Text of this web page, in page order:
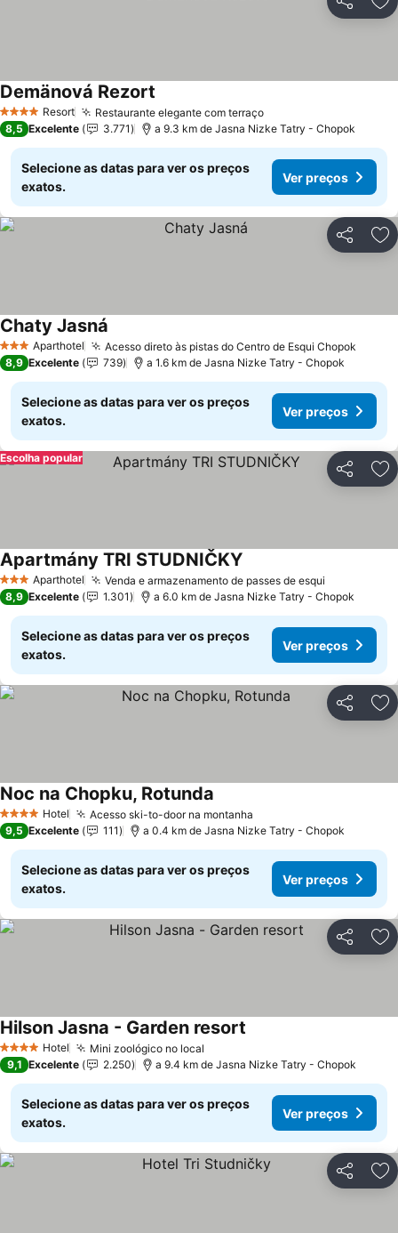
Partilhar
4 EstrelasResort Restaurante elegante com terraço
Demänová Rezort
8,5 Excelente 3.771 a 9.3 km de Jasna Nizke Tatry - Chopok
Selecione as datas para ver os preços
exatos.
Ver preços
Partilhar
3 EstrelasAparthotel Acesso direto às pistas do Centro de Esqui Chopok
Chaty Jasná
8,9 Excelente 739 a 1.6 km de Jasna Nizke Tatry - Chopok
Selecione as datas para ver os preços
exatos.
Ver preços
Partilhar
Escolha popular
3 EstrelasAparthotel Venda e armazenamento de passes de esqui
Apartmány TRI STUDNIČKY
8,9 Excelente 1.301 a 6.0 km de Jasna Nizke Tatry - Chopok
Selecione as datas para ver os preços
exatos.
Ver preços
Partilhar
4 EstrelasHotel Acesso ski-to-door na montanha
Noc na Chopku, Rotunda
9,5 Excelente 111 a 0.4 km de Jasna Nizke Tatry - Chopok
Selecione as datas para ver os preços
exatos.
Ver preços
Partilhar
4 EstrelasHotel Mini zoológico no local
Hilson Jasna - Garden resort
9,1 Excelente 2.250 a 9.4 km de Jasna Nizke Tatry - Chopok
Selecione as datas para ver os preços
exatos.
Ver preços
Partilhar